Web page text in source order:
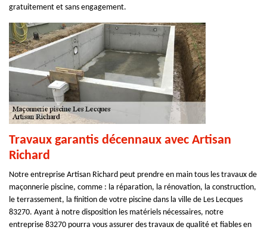
gratuitement et sans engagement.
Travaux garantis décennaux avec Artisan
Richard
Notre entreprise Artisan Richard peut prendre en main tous les travaux de
maçonnerie piscine, comme : la réparation, la rénovation, la construction,
le terrassement, la finition de votre piscine dans la ville de Les Lecques
83270. Ayant à notre disposition les matériels nécessaires, notre
entreprise 83270 pourra vous assurer des travaux de qualité et fiables en